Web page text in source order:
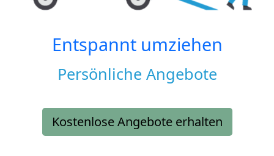
Entspannt umziehen
Persönliche Angebote
Kostenlose Angebote erhalten